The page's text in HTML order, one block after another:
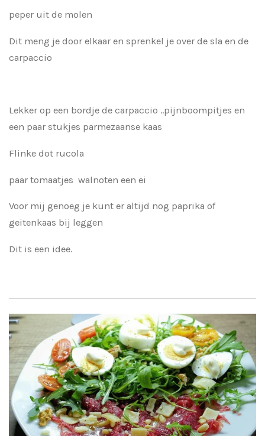
peper uit de molen
Dit meng je door elkaar en sprenkel je over de sla en de
carpaccio
Lekker op een bordje de carpaccio ..pijnboompitjes en
een paar stukjes parmezaanse kaas
Flinke dot rucola
paar tomaatjes walnoten een ei
Voor mij genoeg je kunt er altijd nog paprika of
geitenkaas bij leggen
Dit is een idee.